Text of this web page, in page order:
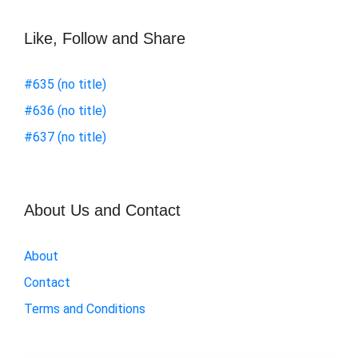
Like, Follow and Share
#635 (no title)
#636 (no title)
#637 (no title)
About Us and Contact
About
Contact
Terms and Conditions